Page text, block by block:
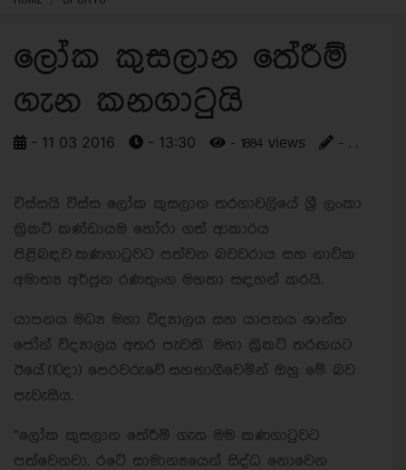
ලෝක කුසලාන තේරීම්
ගැන කනගාටුයි
- 11 03 2016 - 13:30 - 1884 views - . .
විස්සයි විස්ස ලෝක කුසලාන තරගාවලියේ ශ්‍රී ලංකා
ක්‍රිකට් කණ්ඩායම තෝරා ගත් ආකාරය
පිළිබඳව කණගාටුවට පත්වන බවවරාය සහ නාවික
අමාත්‍ය අර්ජුන රණතුංග මහතා සඳහන් කරයි.
යාපනය මධ්‍ය මහා විද්‍යාලය සහ යාපනය ශාන්ත
ජෝන් විද්‍යාලය අතර පැවති මහා ක්‍රිකට් තරඟයට
ඊයේ (10දා) පෙරවරුවේ සහභාගීවෙමින් ඔහු මේ බව
පැවැසීය.
“ලෝක කුසලාන තේරීම් ගැන මම කණගාටුවට
පත්වෙනවා. රටේ සාමාන්‍යයෙන් සිද්ධ නොවෙන